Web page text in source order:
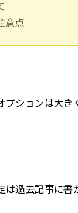
意点
プションは大き
は過去記事に書